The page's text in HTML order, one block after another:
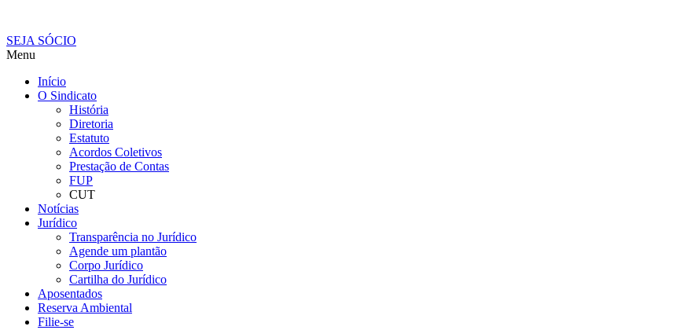
SEJA SÓCIO
Menu
Início
O Sindicato
História
Diretoria
Estatuto
Acordos Coletivos
Prestação de Contas
FUP
CUT
Notícias
Jurídico
Transparência no Jurídico
Agende um plantão
Corpo Jurídico
Cartilha do Jurídico
Aposentados
Reserva Ambiental
Filie-se